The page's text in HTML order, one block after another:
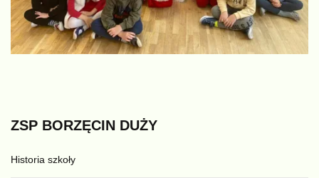
ZSP BORZĘCIN DUŻY
Historia szkoły